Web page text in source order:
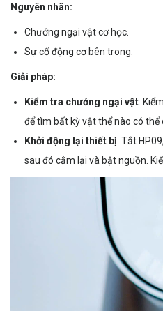
Nguyên nhân:
Chướng ngại vật cơ học.
Sự cố động cơ bên trong.
Giải pháp:
Kiểm tra chướng ngại vật:
để tìm bất kỳ vật thể nào có thể
Khởi động lại thiết bị: Tắt
sau đó cắm lại và bật nguồn.